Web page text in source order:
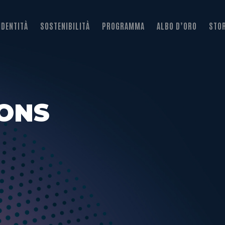
SOSTENIBILITÀ PROGRAMMA ALBO D’ORO